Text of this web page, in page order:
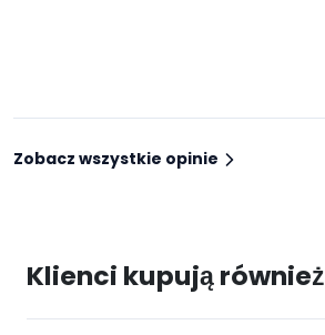
Zobacz wszystkie opinie
Klienci kupują również